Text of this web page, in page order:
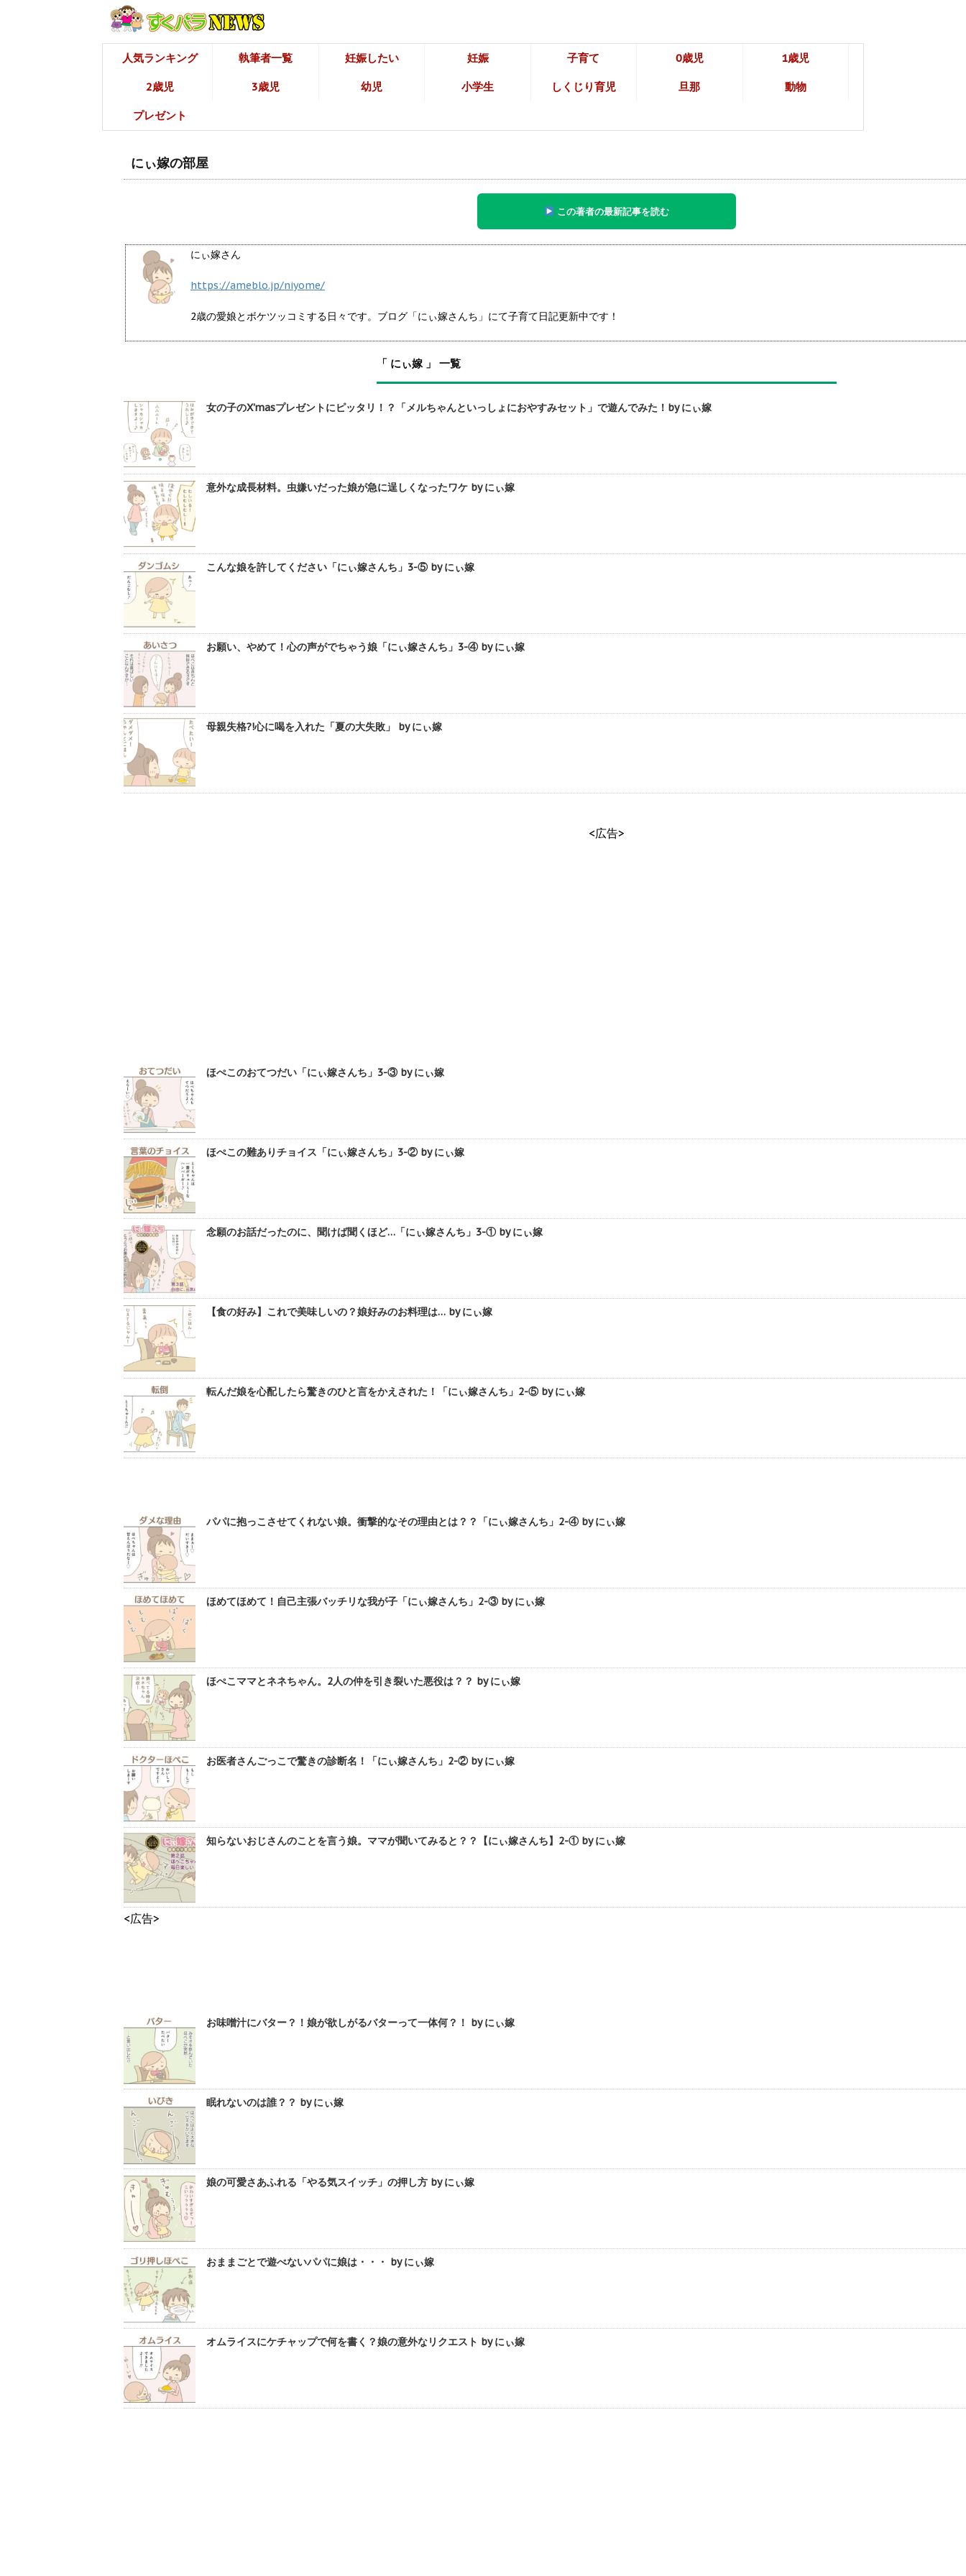
人気ランキング 執筆者一覧 妊娠したい 妊娠 子育て 0歳児 1歳児
2歳児 3歳児 幼児 小学生 しくじり育児 旦那 動物
プレゼント
にぃ嫁の部屋
この著者の最新記事を読む
にぃ嫁さん
https://ameblo.jp/niyome/
2歳の愛娘とボケツッコミする日々です。ブログ「にぃ嫁さんち」にて子育て日記更新中です！
「 にぃ嫁 」 一覧
女の子のX'masプレゼントにピッタリ！？「メルちゃんといっしょにおやすみセット」で遊んでみた！by にぃ嫁
意外な成長材料。虫嫌いだった娘が急に逞しくなったワケ by にぃ嫁
こんな娘を許してください「にぃ嫁さんち」3-⑤ by にぃ嫁
お願い、やめて！心の声がでちゃう娘「にぃ嫁さんち」3-④ by にぃ嫁
母親失格?!心に喝を入れた「夏の大失敗」 by にぃ嫁
<広告>
ほぺこのおてつだい「にぃ嫁さんち」3-③ by にぃ嫁
ほぺこの難ありチョイス「にぃ嫁さんち」3-② by にぃ嫁
念願のお話だったのに、聞けば聞くほど…「にぃ嫁さんち」3-① by にぃ嫁
【食の好み】これで美味しいの？娘好みのお料理は… by にぃ嫁
転んだ娘を心配したら驚きのひと言をかえされた！「にぃ嫁さんち」2-⑤ by にぃ嫁
パパに抱っこさせてくれない娘。衝撃的なその理由とは？？「にぃ嫁さんち」2-④ by にぃ嫁
ほめてほめて！自己主張バッチリな我が子「にぃ嫁さんち」2-③ by にぃ嫁
ほぺこママとネネちゃん。2人の仲を引き裂いた悪役は？？ by にぃ嫁
お医者さんごっこで驚きの診断名！「にぃ嫁さんち」2-② by にぃ嫁
知らないおじさんのことを言う娘。ママが聞いてみると？？【にぃ嫁さんち】2-① by にぃ嫁
<広告>
お味噌汁にバター？！娘が欲しがるバターって一体何？！ by にぃ嫁
眠れないのは誰？？ by にぃ嫁
娘の可愛さあふれる「やる気スイッチ」の押し方 by にぃ嫁
おままごとで遊べないパパに娘は・・・ by にぃ嫁
オムライスにケチャップで何を書く？娘の意外なリクエスト by にぃ嫁